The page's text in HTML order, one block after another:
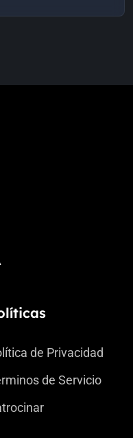
de Privacidad
de Servicio